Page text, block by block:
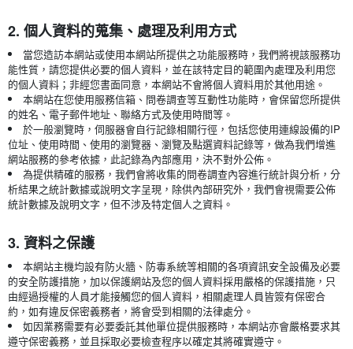
2. 個人資料的蒐集、處理及利用方式
當您造訪本網站或使用本網站所提供之功能服務時，我們將視該服務功
能性質，請您提供必要的個人資料，並在該特定目的範圍內處理及利用您
的個人資料；非經您書面同意，本網站不會將個人資料用於其他用途。
本網站在您使用服務信箱、問卷調查等互動性功能時，會保留您所提供
的姓名、電子郵件地址、聯絡方式及使用時間等。
於一般瀏覽時，伺服器會自行記錄相關行徑，包括您使用連線設備的IP
位址、使用時間、使用的瀏覽器、瀏覽及點選資料記錄等，做為我們增進
網站服務的參考依據，此記錄為內部應用，決不對外公佈。
為提供精確的服務，我們會將收集的問卷調查內容進行統計與分析，分
析結果之統計數據或說明文字呈現，除供內部研究外，我們會視需要公佈
統計數據及說明文字，但不涉及特定個人之資料。
3. 資料之保護
本網站主機均設有防火牆、防毒系統等相關的各項資訊安全設備及必要
的安全防護措施，加以保護網站及您的個人資料採用嚴格的保護措施，只
由經過授權的人員才能接觸您的個人資料，相關處理人員皆簽有保密合
約，如有違反保密義務者，將會受到相關的法律處分。
如因業務需要有必要委託其他單位提供服務時，本網站亦會嚴格要求其
遵守保密義務，並且採取必要檢查程序以確定其將確實遵守。